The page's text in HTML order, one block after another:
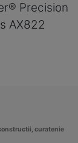
Precision
AX822
curatenie